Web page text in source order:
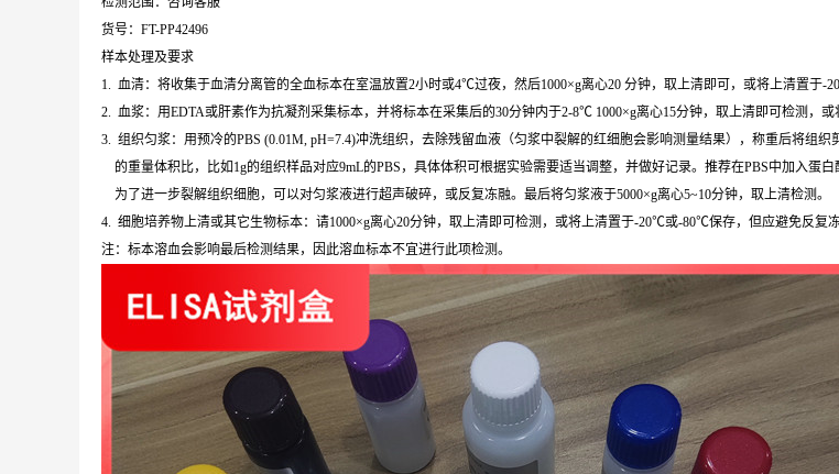
货号：FT-PP42496
样本处理及要求
1. 血清：将收集于血清分离管的全血标本在室温放置2小时或4℃过夜，然后1000×g离心20 分钟，取上清即可，或将上清置于-
2. 血浆：用EDTA或肝素作为抗凝剂采集标本，并将标本在采集后的30分钟内于2-8℃ 1000×g离心15分钟，取上清即可检测，
3. 组织匀浆：用预冷的PBS (0.01M, pH=7.4)冲洗组织，去除残留血液（匀浆中裂解的红细胞会影响测量结果），称重后将组
的重量体积比，比如1g的组织样品对应9mL的PBS，具体体积可根据实验需要适当调整，并做好记录。推荐在PBS中加入蛋白
为了进一步裂解组织细胞，可以对匀浆液进行超声破碎，或反复冻融。最后将匀浆液于5000×g离心5~10分钟，取上清检测。
4. 细胞培养物上清或其它生物标本：请1000×g离心20分钟，取上清即可检测，或将上清置于-20℃或-80℃保存，但应避免反复冻
注：标本溶血会影响最后检测结果，因此溶血标本不宜进行此项检测。